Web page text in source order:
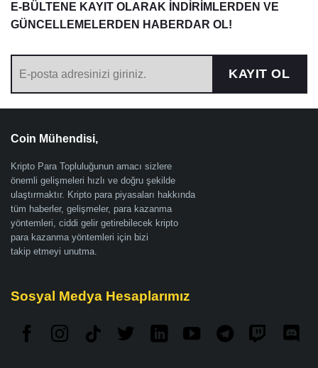
E-BÜLTENE KAYIT OLARAK İNDİRİMLERDEN VE
GÜNCELLEMELERDEN HABERDAR OL!
KAYIT OL
Coin Mühendisi,
Kripto Para Topluluğunun amacı sizlere
önemli gelişmeleri hızlı ve doğru şekilde
ulaştırmaktır. Kripto para piyasaları hakkında
tüm haberler, gelişmeler, para kazanma
yöntemleri, ciddi gelir getirebilecek kripto
para kazanma yöntemleri için bizi
takip etmeyi unutma.
Sosyal Medya Hesaplarımız